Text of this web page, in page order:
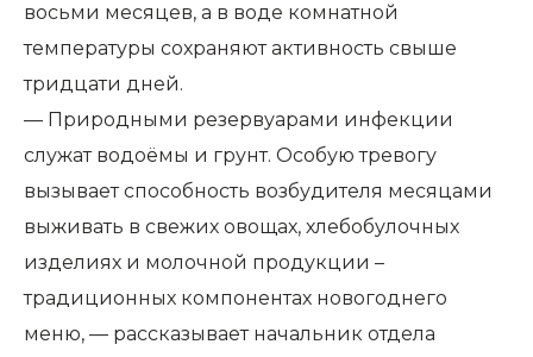
восьми месяцев, а в воде комнатной
температуры сохраняют активность свыше
тридцати дней.
— Природными резервуарами инфекции
служат водоёмы и грунт. Особую тревогу
вызывает способность возбудителя месяцами
выживать в свежих овощах, хлебобулочных
изделиях и молочной продукции –
традиционных компонентах новогоднего
меню, — рассказывает начальник отдела